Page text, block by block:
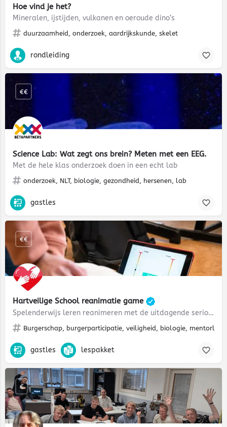
Hoe vind je het?
Mineralen, ijstijden, vulkanen en oeroude dino’s
duurzaamheid, onderzoek, aardrijkskunde, skelet
rondleiding
Science Lab: Wat zegt ons brein? Meten met een EEG.
Met de hele klas onderzoek doen in een echt lab
onderzoek, NLT, biologie, gezondheid, hersenen, lab
€€
gastles
Hartveilige School reanimatie game
Spelenderwijs leren reanimeren met de uitdagende serious game van Hartveilige School
Burgerschap, burgerparticipatie, veiligheid, biologie, mentorles,
€€
gastles lespakket
€